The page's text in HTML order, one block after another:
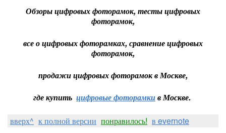
Обзоры цифровых фоторамок, тесты цифровых
фоторамок,
все о цифровых фоторамках, сравнение цифровых
фоторамок,
продажи цифровых фоторамок в Москве,
где купить цифровые фоторамкив Москве.
вверх^ к полной версии понравилось! в evernote